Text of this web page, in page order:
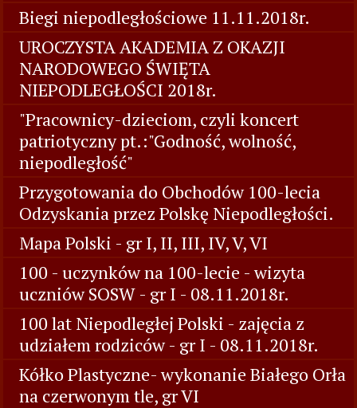
Biegi niepodległościowe 11.11.2018r.
UROCZYSTA AKADEMIA Z OKAZJI
NARODOWEGO ŚWIĘTA
NIEPODLEGŁOŚCI 2018r.
"Pracownicy-dzieciom, czyli koncert
patriotyczny pt.:"Godność, wolność,
niepodległość"
Przygotowania do Obchodów 100-lecia
Odzyskania przez Polskę Niepodległości.
Mapa Polski - gr I, II, III, IV, V, VI
100 - uczynków na 100-lecie - wizyta
uczniów SOSW - gr I - 08.11.2018r.
100 lat Niepodległej Polski - zajęcia z
udziałem rodziców - gr I - 08.11.2018r.
Kółko Plastyczne- wykonanie Białego Orła
na czerwonym tle, gr VI